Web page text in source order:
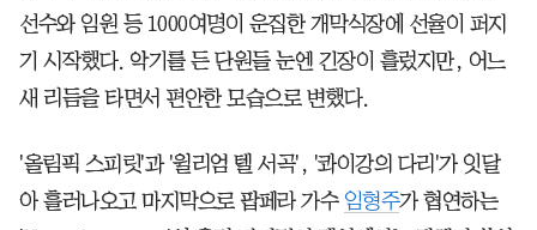
선수와 임원 등 1000여명이 운집한 개막식장에 선율이 퍼지
기 시작했다. 악기를 든 단원들 눈엔 긴장이 흘렀지만, 어느
새 리듬을 타면서 편안한 모습으로 변했다.
'올림픽 스피릿'과 '윌리엄 텔 서곡', '콰이강의 다리'가 잇달
아 흘러나오고 마지막으로 팝페라 가수 임형주가 협연하는